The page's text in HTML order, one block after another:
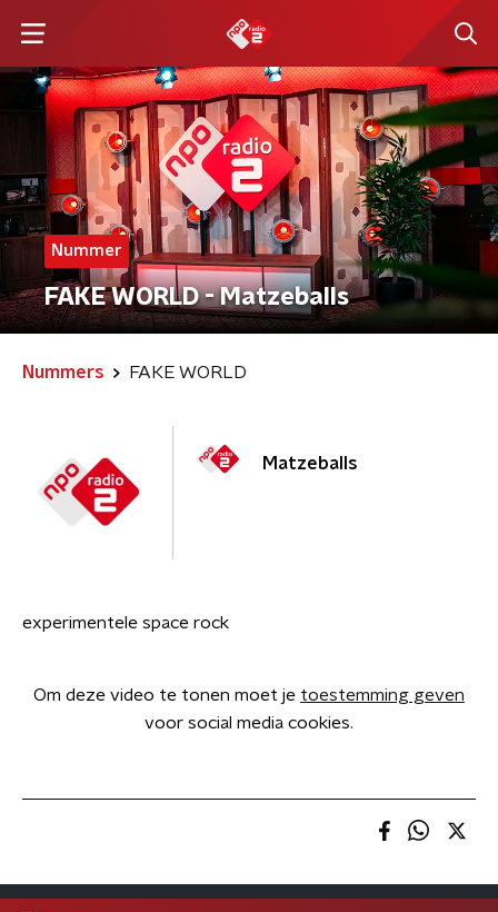
Nummer
FAKE WORLD - Matzeballs
Nummers FAKE WORLD
Matzeballs
experimentele space rock
Om deze video te tonen moet je toestemming geven
voor social media cookies.